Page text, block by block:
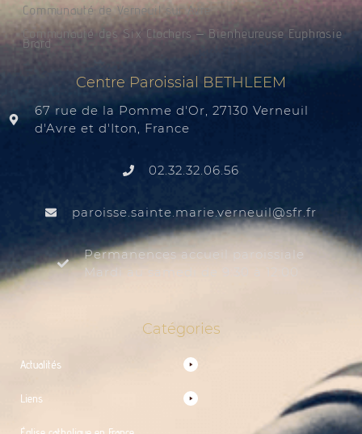
Communauté de Verneuil sur Avre
Communauté des Six Clochers – Bienheureuse Euphrasie
Brard
Centre Paroissial BETHLEEM
67 rue de la Pomme d'Or, 27130 Verneuil
d'Avre et d'Iton, France
02.32.32.06.56
rf.rfs
@liuenrev.eiram.etnias.essiorap
Permanences accueil paroissiale
Mardi au samedi de 9:30 à 12:00
Catégories
Actualités
Liens